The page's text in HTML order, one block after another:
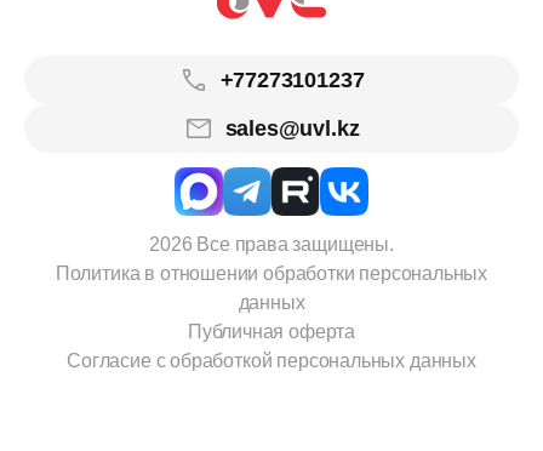
+77273101237
sales@uvl.kz
2026 Все права защищены.
Политика в отношении обработки персональных
данных
Публичная оферта
Согласие с обработкой персональных данных